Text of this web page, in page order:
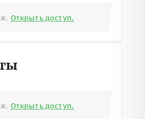
Открыть доступ.
Открыть доступ.